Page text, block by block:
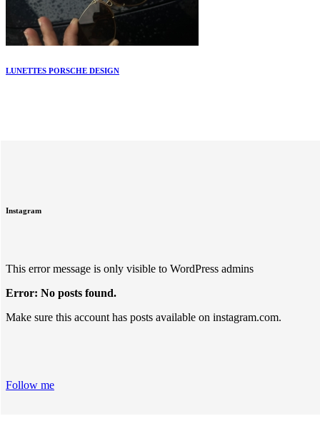
LUNETTES PORSCHE DESIGN
Instagram
This error message is only visible to WordPress admins
Error: No posts found.
Make sure this account has posts available on instagram.com.
Follow me